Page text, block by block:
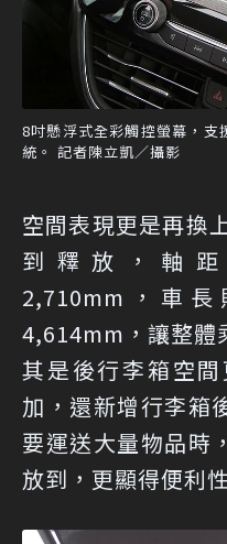
8吋懸浮式全彩觸控螢幕，
統。 記者陳立凱／攝影
空間表現更是再換
到釋放，軸距
2,710mm，車
4,614mm，讓整體
其是後行李箱空
加，還新增行李箱
要運送大量物品時
放到，更顯得便利